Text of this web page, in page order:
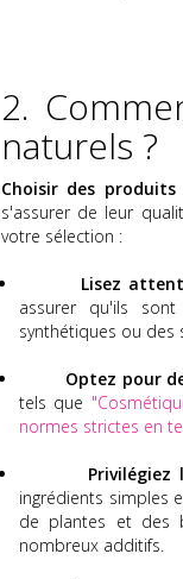
2.
naturels ?
Choisir des
s'assurer de leur
votre sélection :
Lisez
assurer qu'ils
synthétiques ou des
Optez pour
tels que
normes strictes en
Privilégiez
ingrédients simples
de plantes et des
nombreux additifs.